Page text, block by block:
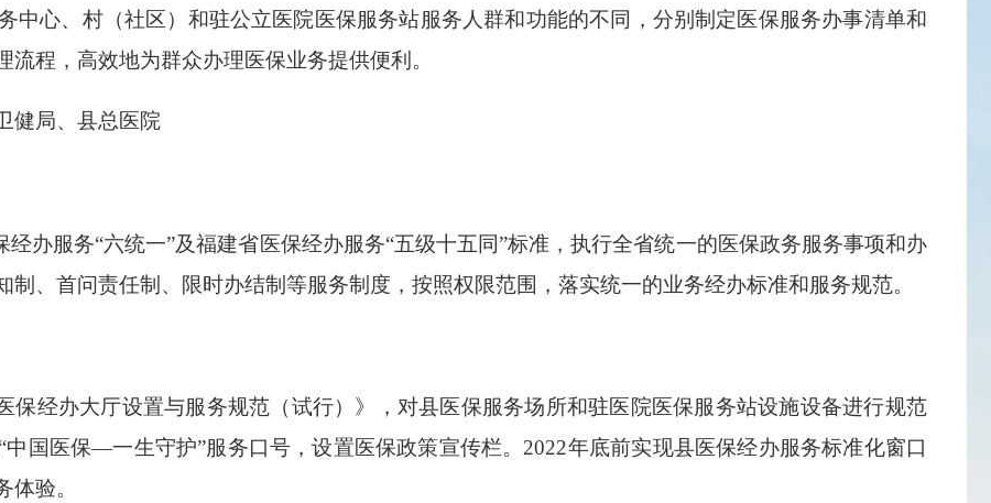
中心、村（社区）和驻公立医院医保服务站服务人群和功能的不同，分别制定医保服务办事清单和
程，高效地为群众办理医保业务提供便利。
局、县总医院
服务“六统一”及福建省医保经办服务“五级十五同”标准，执行全省统一的医保政务服务事项和办
、首问责任制、限时办结制等服务制度，按照权限范围，落实统一的业务经办标准和服务规范。
经办大厅设置与服务规范（试行）》，对县医保服务场所和驻医院医保服务站设施设备进行规范
国医保—一生守护”服务口号，设置医保政策宣传栏。2022年底前实现县医保经办服务标准化窗口
验。